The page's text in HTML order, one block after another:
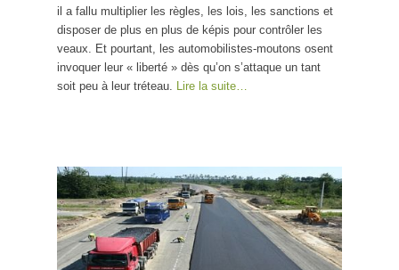
il a fallu multiplier les règles, les lois, les sanctions et
disposer de plus en plus de képis pour contrôler les
veaux. Et pourtant, les automobilistes-moutons osent
invoquer leur « liberté » dès qu’on s’attaque un tant
soit peu à leur tréteau. Lire la suite…